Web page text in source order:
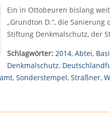
Ein in Ottobeuren bislang
„Grundton D.“, die
Stiftung Denkmalschutz, der
Schlagwörter: 2014, Abtei,
Denkmalschutz,
, Sonderstempel, Sträßner,